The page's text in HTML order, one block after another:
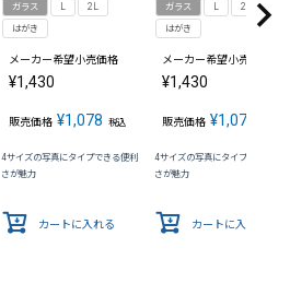
ガラス L
2L
はがき
メーカー希望小売価格
¥1,430
販売価格 ¥1,078 税込
4サイズの写真にタイプできる便利
さが魅力
カートに入れる
ガラス L
2L
はがき
メーカー希望小売価格
¥1,430
販売価格 ¥1,078
4サイズの写真にタイプできる便利
さが魅力
カートに入れる